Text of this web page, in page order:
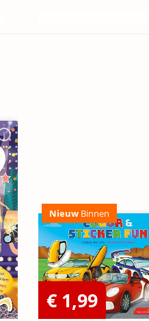
Nieuw Binnen
€ 1,99